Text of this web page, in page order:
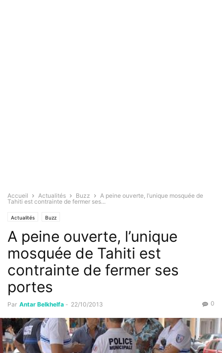
Accueil Actualités Buzz
A peine ouverte, l’unique mosquée de
Tahiti est contrainte de fermer ses...
Actualités Buzz
A peine ouverte, l’unique
mosquée de Tahiti est
contrainte de fermer ses
portes
Par Antar Belkhelfa - 22/10/2013 0